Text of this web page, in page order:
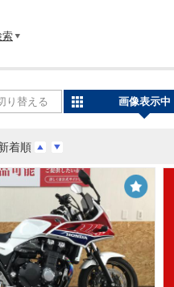
索
着順
り替える 画像表示中